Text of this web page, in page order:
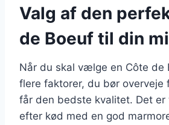
Valg af den
de Boeuf til din
Når du skal vælge en Côte de
flere faktorer, du bør overveje
får den bedste kvalitet. Det er
efter kød med en god